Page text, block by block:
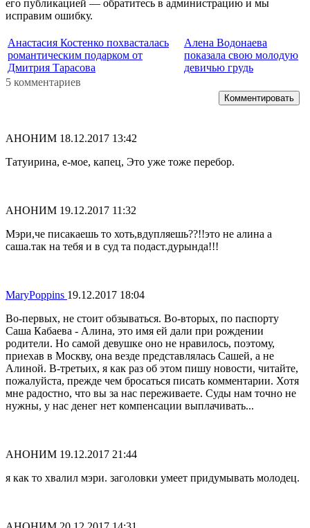
его публикацией — обратитесь в администрацию и мы
исправим ошибку.
Анастасия Костенко похвасталась
романтическим подарком от
Дмитрия Тарасова
Алена Водонаева
показала свою молодую
девичью грудь
5 комментариев
Комментировать
АНОНИМ 18.12.2017 13:42
Татуирина, е-мое, капец, Это уже тоже перебор.
АНОНИМ 19.12.2017 11:32
Мэри,че писакаешь то хоть,вдупляешь??!!это не алина а
саша.так на тебя и в суд та подаст.дурында!!!
MaryPoppins 19.12.2017 18:04
Во-первых, не стоит обзываться. Во-вторых, по паспорту
Саша Кабаева - Алина, это имя ей дали при рождении
родители. Но самой девушке оно не нравилось, поэтому,
приехав в Москву, она везде представлялась Сашей, а не
Алиной. В-третьих, я как раз об этом пишу новости, читайте,
пожалуйста, прежде чем бросаться писать комментарии. Хотя
мне радостно, что вы за нас переживаете. Суды нам точно не
нужны, у нас денег нет компенсации выплачивать...
АНОНИМ 19.12.2017 21:44
я как то хвалил мэри. заголовки умеет придумывать молодец.